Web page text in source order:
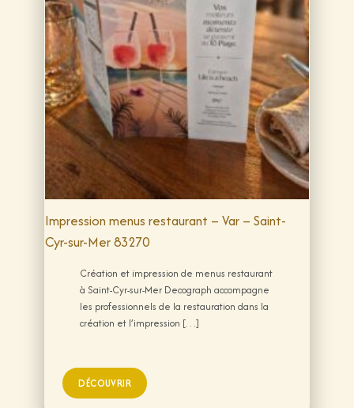
Impression menus restaurant – Var – Saint-
Cyr-sur-Mer 83270
Création et impression de menus restaurant
à Saint-Cyr-sur-Mer Decograph accompagne
les professionnels de la restauration dans la
création et l’impression […]